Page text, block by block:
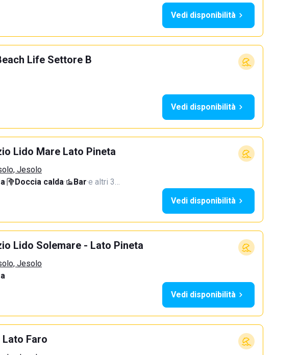
Vedi disponibilità
Life Settore B
Vedi disponibilità
Lido Mare Lato Pineta
Jesolo
· Doccia calda· Bar·e altri 3…
Vedi disponibilità
Lido Solemare - Lato Pineta
Jesolo
Vedi disponibilità
Faro